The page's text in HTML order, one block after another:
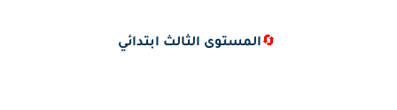
🔄المستوى الثالث ابتدائي